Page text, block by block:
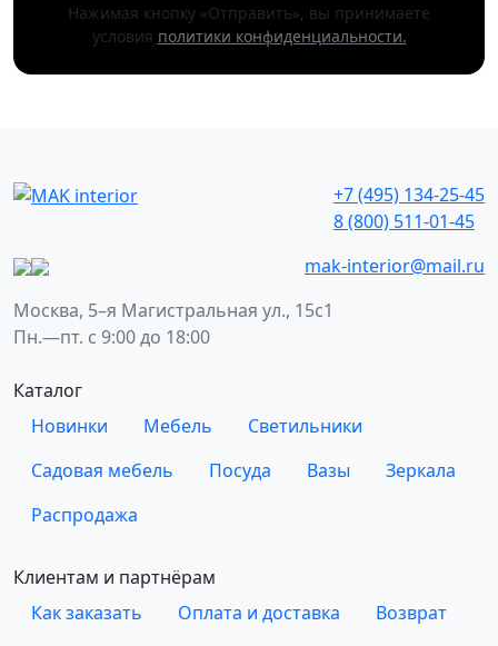
Нажимая кнопку «Отправить», вы принимаете
условия политики конфиденциальности.
+7 (495) 134-25-45
8 (800) 511-01-45
mak-interior@mail.ru
Москва, 5–я Магистральная ул., 15с1
Пн.—пт. с 9:00 до 18:00
Каталог
Новинки
Мебель
Светильники
Садовая мебель
Посуда Вазы
Зеркала
Распродажа
Клиентам и партнёрам
Как заказать
Оплата и доставка
Возврат